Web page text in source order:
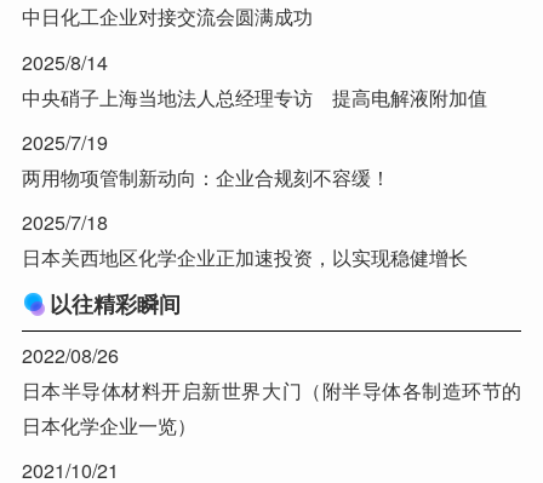
中日化工企业对接交流会圆满成功
2025/8/14
中央硝子上海当地法人总经理专访 提高电解液附加值
2025/7/19
两用物项管制新动向：企业合规刻不容缓！
2025/7/18
日本关西地区化学企业正加速投资，以实现稳健增长
以往精彩瞬间
2022/08/26
日本半导体材料开启新世界大门（附半导体各制造环节的
日本化学企业一览）
2021/10/21